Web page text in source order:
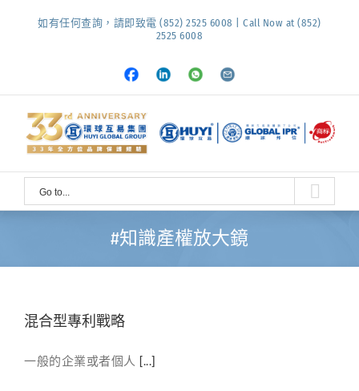
如有任何查詢，請即致電 (852) 2525 6008 | Call Now at (852)
2525 6008
Facebook
LinkedInWhatsapp
Email
Go to...
#知識產權放大鏡
混合型專利戰略
一般的企業或者個人 [...]